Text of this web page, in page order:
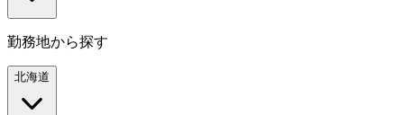
勤務地から探す
北海道